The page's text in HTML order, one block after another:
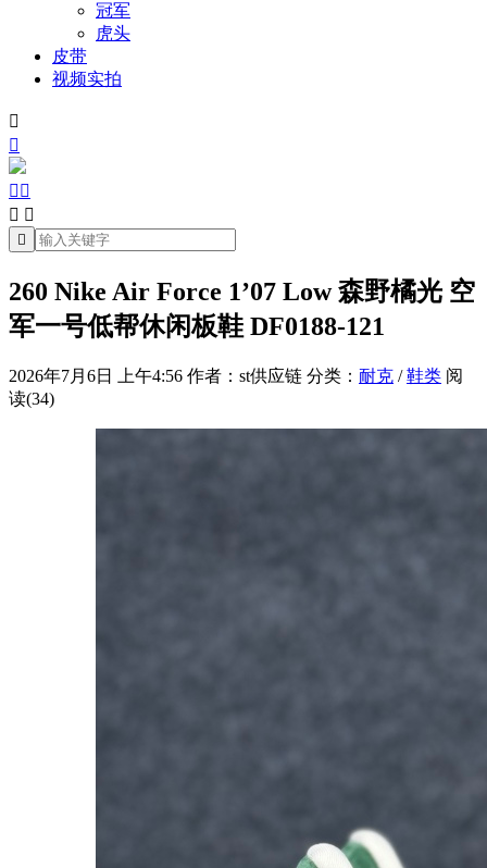
冠军
虎头
皮带
视频实拍


 
 

260 Nike Air Force 1’07 Low 森野橘光 空
军一号低帮休闲板鞋 DF0188-121
2026年7月6日 上午4:56 作者：st供应链 分类： 耐克 /鞋类 阅
读(34)